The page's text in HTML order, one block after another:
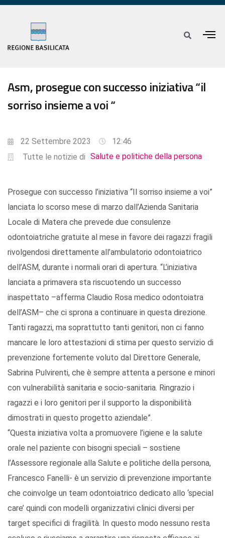
Asm, prosegue con successo iniziativa “il
sorriso insieme a voi “
22 Settembre 2023
12:46
Tutte le notizie di Salute e politiche della persona
Prosegue con successo l’iniziativa “Il sorriso insieme a voi”
lanciata lo scorso mese di marzo dall’Azienda Sanitaria
Locale di Matera che prevede due consulenze
odontoiatriche gratuite al mese in favore dei ragazzi fragili
rivolgendosi direttamente all’ambulatorio odontoiatrico
dell’ASM, durante i normali orari di apertura. “L’iniziativa
lanciata a primavera sta riscuotendo un successo
inaspettato –afferma Claudio Rosa medico odontoiatra
dell’ASM– che ci sprona a continuare in questa direzione.
Tanti ragazzi, ma soprattutto tanti genitori, non ci fanno
mancare le loro attestazioni di stima per questo servizio di
prevenzione fortemente voluto dal Direttore Generale,
Sabrina Pulvirenti, che è sempre attenta a persone e minori
con vulnerabilità sanitaria e socio-sanitaria. Ringrazio i
ragazzi e i loro genitori per il supporto la disponibilità
dimostrati in questo progetto aziendale”.
“Questa iniziativa volta a promuovere l’igiene e la salute
orale nel paziente con bisogni speciali – sostiene
l’Assessore regionale alla Salute e politiche della persona,
Francesco Fanelli- è un servizio di prevenzione importante
che coinvolge un team odontoiatrico dedicato allo ‘special
care’ quindi con modelli organizzativi clinici diversi per
target specifici di fragilità. In questo modo nessuno resta